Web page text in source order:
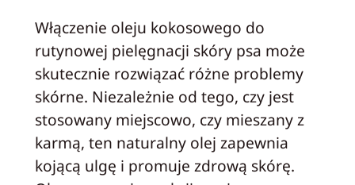
Włączenie oleju kokosowego do
rutynowej pielęgnacji skóry psa może
skutecznie rozwiązać różne problemy
skórne. Niezależnie od tego, czy jest
stosowany miejscowo, czy mieszany z
karmą, ten naturalny olej zapewnia
kojącą ulgę i promuje zdrową skórę.